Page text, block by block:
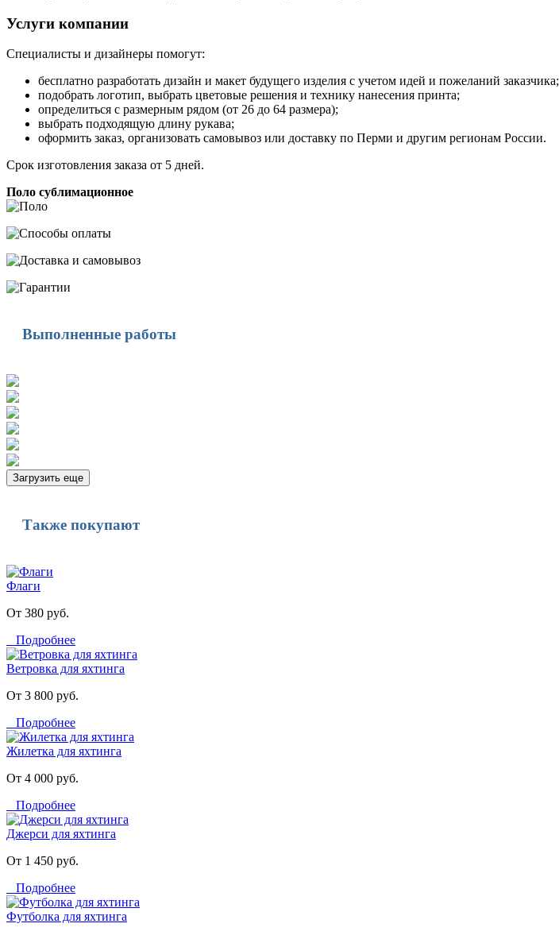
Услуги компании
Специалисты и дизайнеры помогут:
бесплатно разработать дизайн и макет будущего изделия с учетом идей и пожеланий заказчика;
подобрать логотип, выбрать цветовые решения и технику нанесения принта;
определиться с размерным рядом (от 26 до 64 размера);
выбрать подходящую длину рукава;
оформить заказ, организовать самовывоз или доставку по Перми и другим регионам России.
Срок изготовления заказа от 5 дней.
Поло сублимационное
Выполненные работы
Загрузить еще
Также покупают
Флаги
От 380 руб.
Подробнее
Ветровка для яхтинга
От 3 800 руб.
Подробнее
Жилетка для яхтинга
От 4 000 руб.
Подробнее
Джерси для яхтинга
От 1 450 руб.
Подробнее
Футболка для яхтинга